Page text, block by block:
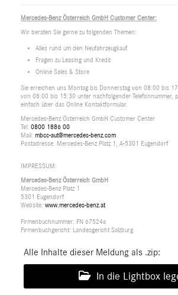
Mercedes-Benz Österreich GmbH Customer Center:
Wir beraten Sie gerne zu folgenden Themen:
Alles rund um den Neufahrzeugkauf
Fragen zu Leasing und Kredit
Online Sales & Store
Sie erreichen uns Montag bis Donnerstag von 08:00 bis
von 08:00 bis 15:30 unter nachfolgender Telefonnummer,
einfach über das Online Kontaktformular.
Mercedes-Benz Österreich GmbH Customer Center
Tel: 0800 1886 00
Mail: mbcc-aut@mercedes-benz.com
Postadresse: Mercedes-Benz Platz 1, A-5301 Eugendorf
IMPRESSUM:
Mercedes-Benz Österreich GmbH
Mercedes-Benz Platz 1
5301 Eugendorf
Website: www.mercedes-benz.at
Firmenbuchnummer: FN 67524a
Firmenbuchgericht: Landesgericht Salzburg
Alle Inhalte dieser Meldung als .zip:
In die Lightbox